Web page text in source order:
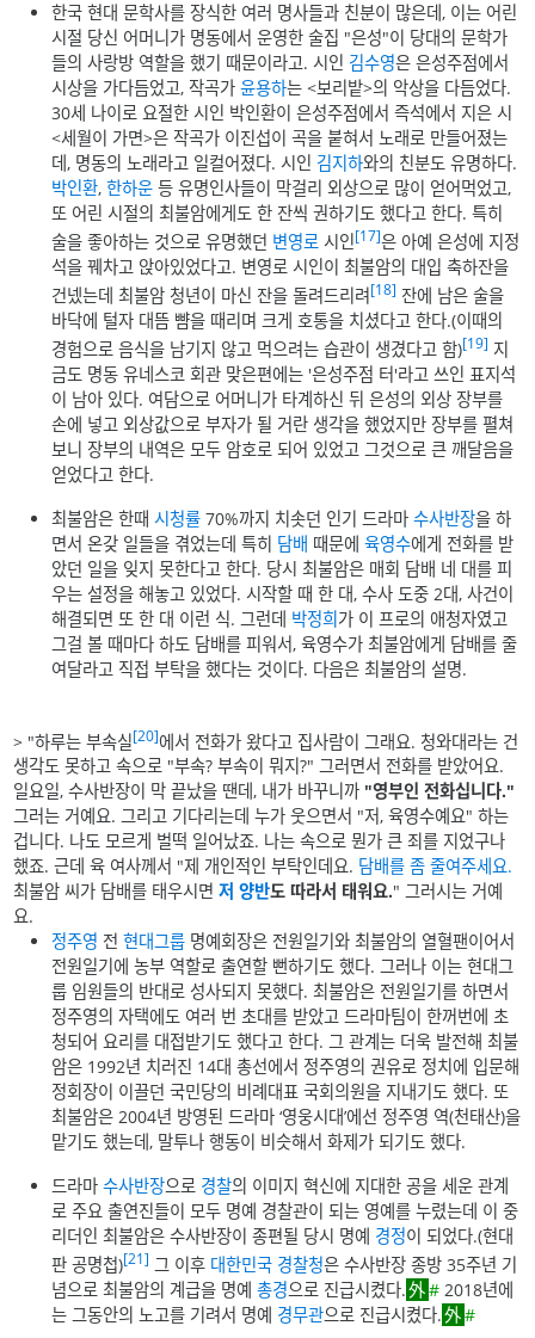
한국 현대 문학사를 장식한 여러 명사들과 친분이 많은데, 이는 어린
시절 당신 어머니가 명동에서 운영한 술집 "은성"이 당대의 문학가
들의 사랑방 역할을 했기 때문이라고. 시인 김수영은 은성주점에서
시상을 가다듬었고, 작곡가윤용하는 <보리밭>의 악상을 다듬었다.
30세 나이로 요절한 시인 박인환이 은성주점에서 즉석에서 지은 시
<세월이 가면>은 작곡가 이진섭이 곡을 붙혀서 노래로 만들어졌는
데, 명동의 노래라고 일컬어졌다. 시인 김지하와의 친분도 유명하다.
박인환,한하운 등 유명인사들이 막걸리 외상으로 많이 얻어먹었고,
또 어린 시절의 최불암에게도 한 잔씩 권하기도 했다고 한다. 특히
술을 좋아하는 것으로 유명했던 변영로 시인[17]은 아예 은성에 지정
석을 꿰차고 앉아있었다고. 변영로 시인이 최불암의 대입 축하잔을
건넸는데 최불암 청년이 마신 잔을 돌려드리려[18] 잔에 남은 술을
바닥에 털자 대뜸 뺨을 때리며 크게 호통을 치셨다고 한다.(이때의
경험으로 음식을 남기지 않고 먹으려는 습관이 생겼다고 함)[19] 지
금도 명동 유네스코 회관 맞은편에는 '은성주점 터'라고 쓰인 표지석
이 남아 있다. 여담으로 어머니가 타계하신 뒤 은성의 외상 장부를
손에 넣고 외상값으로 부자가 될 거란 생각을 했었지만 장부를 펼쳐
보니 장부의 내역은 모두 암호로 되어 있었고 그것으로 큰 깨달음을
얻었다고 한다.
최불암은 한때시청률 70%까지 치솟던 인기 드라마수사반장을 하
면서 온갖 일들을 겪었는데 특히 담배 때문에육영수에게 전화를 받
았던 일을 잊지 못한다고 한다. 당시 최불암은 매회 담배 네 대를 피
우는 설정을 해놓고 있었다. 시작할 때 한 대, 수사 도중 2대, 사건이
해결되면 또 한 대 이런 식. 그런데 박정희가 이 프로의 애청자였고
그걸 볼 때마다 하도 담배를 피워서, 육영수가 최불암에게 담배를 줄
여달라고 직접 부탁을 했다는 것이다. 다음은 최불암의 설명.
> "하루는 부속실[20]에서 전화가 왔다고 집사람이 그래요. 청와대라는 건
생각도 못하고 속으로 "부속? 부속이 뭐지?" 그러면서 전화를 받았어요.
일요일, 수사반장이 막 끝났을 땐데, 내가 바꾸니까 "영부인 전화십니다."
그러는 거예요. 그리고 기다리는데 누가 웃으면서 "저, 육영수예요" 하는
겁니다. 나도 모르게 벌떡 일어났죠. 나는 속으로 뭔가 큰 죄를 지었구나
했죠. 근데 육 여사께서 "제 개인적인 부탁인데요. 담배를 좀 줄여주세요.
최불암 씨가 담배를 태우시면저 양반도 따라서 태워요." 그러시는 거예
요.
정주영 전현대그룹 명예회장은 전원일기와 최불암의 열혈팬이어서
전원일기에 농부 역할로 출연할 뻔하기도 했다. 그러나 이는 현대그
룹 임원들의 반대로 성사되지 못했다. 최불암은 전원일기를 하면서
정주영의 자택에도 여러 번 초대를 받았고 드라마팀이 한꺼번에 초
청되어 요리를 대접받기도 했다고 한다. 그 관계는 더욱 발전해 최불
암은 1992년 치러진 14대 총선에서 정주영의 권유로 정치에 입문해
정회장이 이끌던 국민당의 비례대표 국회의원을 지내기도 했다. 또
최불암은 2004년 방영된 드라마 ‘영웅시대’에선 정주영 역(천태산)을
맡기도 했는데, 말투나 행동이 비슷해서 화제가 되기도 했다.
드라마수사반장으로 경찰의 이미지 혁신에 지대한 공을 세운 관계
로 주요 출연진들이 모두 명예 경찰관이 되는 영예를 누렸는데 이 중
리더인 최불암은 수사반장이 종편될 당시 명예 경정이 되었다.(현대
판 공명첩)[21] 그 이후 대한민국 경찰청은 수사반장 종방 35주년 기
념으로 최불암의 계급을 명예총경으로 진급시켰다. #2018년에
는 그동안의 노고를 기려서 명예 경무관으로 진급시켰다.
#